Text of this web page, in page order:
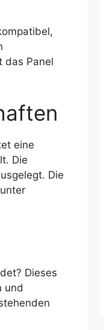
das Panel
eine
Die
Die
Dieses
und